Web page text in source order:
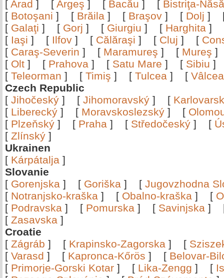
[ Arad ] [ Argeş ] [ Bacău ] [ Bistriţa-
[ Botoşani ] [ Brăila ] [ Braşov ] [ Dolj ]
[ Galaţi ] [ Gorj ] [ Giurgiu ] [ Harghita ]
[ Iaşi ] [ Ilfov ] [ Călăraşi ] [ Cluj ] [
[ Caraş-Severin ] [ Maramureş ] [ Mureş
[ Olt ] [ Prahova ] [ Satu Mare ] [ Sibiu
[ Teleorman ] [ Timiş ] [ Tulcea ] [
Czech Republic
[ Jihočeský ] [ Jihomoravský ] [
[ Liberecký ] [ Moravskoslezský ] [
[ Plzeňský ] [ Praha ] [ Středočeský ] [
[ Zlínský ]
Ukrainen
[ Kárpátalja ]
Slovanie
[ Gorenjska ] [ Goriška ] [ Jugovzhodna
[ Notranjsko-kraška ] [ Obalno-kraška ] [
[ Podravska ] [ Pomurska ] [ Savinjska ]
[ Zasavska ]
Croatie
[ Zágráb ] [ Krapinsko-Zagorska ] [
[ Varasd ] [ Kapronca-Kőrös ] [ Belovar-
[ Primorje-Gorski Kotar ] [ Lika-Zengg ] [